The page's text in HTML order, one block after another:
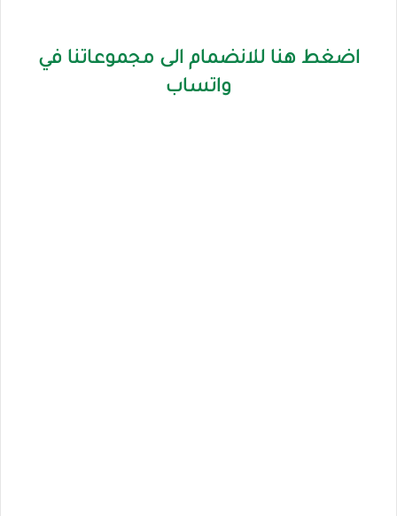
اضغط هنا للانضمام الى مجموعاتنا في
واتساب